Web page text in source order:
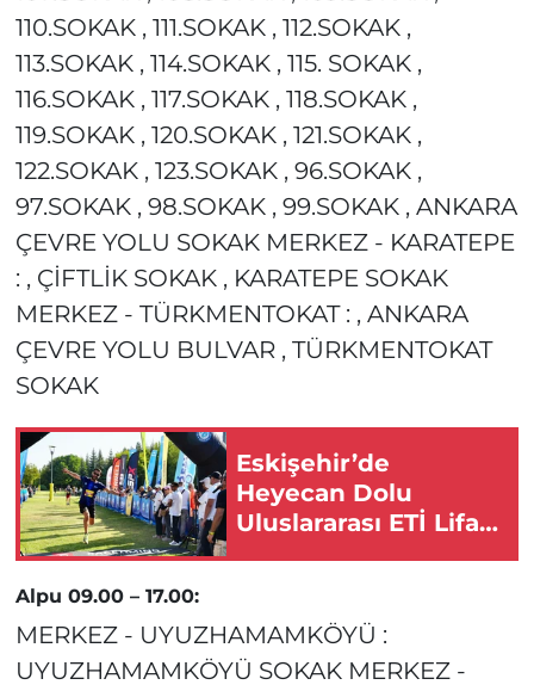
110.SOKAK , 111.SOKAK , 112.SOKAK ,
113.SOKAK , 114.SOKAK , 115. SOKAK ,
116.SOKAK , 117.SOKAK , 118.SOKAK ,
119.SOKAK , 120.SOKAK , 121.SOKAK ,
122.SOKAK , 123.SOKAK , 96.SOKAK ,
97.SOKAK , 98.SOKAK , 99.SOKAK , ANKARA
ÇEVRE YOLU SOKAK MERKEZ - KARATEPE
: , ÇİFTLİK SOKAK , KARATEPE SOKAK
MERKEZ - TÜRKMENTOKAT : , ANKARA
ÇEVRE YOLU BULVAR , TÜRKMENTOKAT
SOKAK
Eskişehir’de
Heyecan Dolu
Uluslararası ETİ Lifalif
Alpu 09.00 – 17.00:
MERKEZ - UYUZHAMAMKÖYÜ :
UYUZHAMAMKÖYÜ SOKAK MERKEZ -